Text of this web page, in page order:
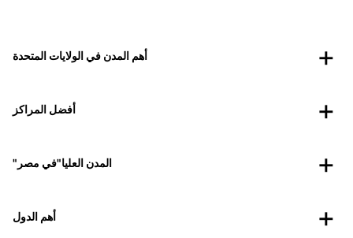
أهم المدن في الولايات المتحدة
أفضل المراكز
"المدن العليا"في مصر
أهم الدول